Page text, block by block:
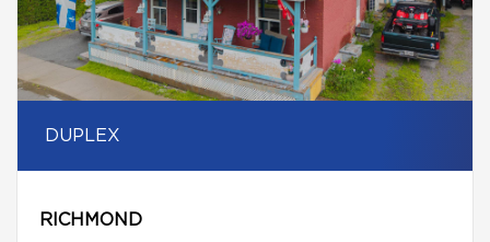
DUPLEX
RICHMOND